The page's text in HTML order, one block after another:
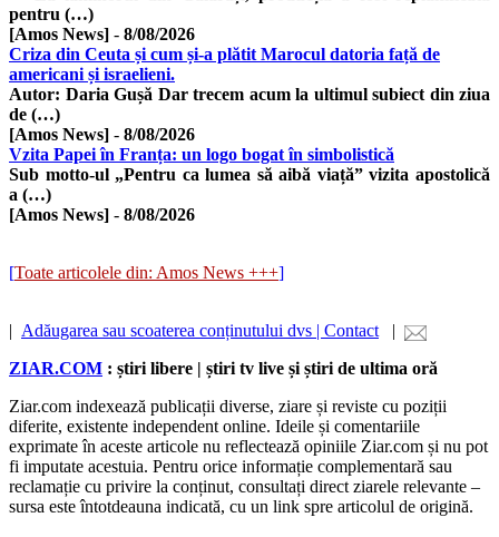
pentru (…)
[Amos News] - 8/08/2026
Criza din Ceuta și cum și-a plătit Marocul datoria față de
americani și israelieni.
Autor: Daria Gușă Dar trecem acum la ultimul subiect din ziua
de (…)
[Amos News] - 8/08/2026
Vzita Papei în Franța: un logo bogat în simbolistică
Sub motto-ul „Pentru ca lumea să aibă viață” vizita apostolică
a (…)
[Amos News] - 8/08/2026
[Toate articolele din: Amos News +++]
| Adăugarea sau scoaterea conținutului dvs | Contact |
ZIAR.COM : știri libere | știri tv live și știri de ultima oră
Ziar.com indexează publicații diverse, ziare și reviste cu poziții
diferite, existente independent online. Ideile și comentariile
exprimate în aceste articole nu reflectează opiniile Ziar.com și nu pot
fi imputate acestuia. Pentru orice informație complementară sau
reclamație cu privire la conținut, consultați direct ziarele relevante –
sursa este întotdeauna indicată, cu un link spre articolul de origină.